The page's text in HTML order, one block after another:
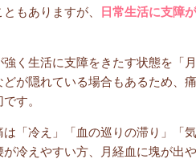
もありますが、
日常生活に支障
く生活に支障をきたす状態を「
が隠れている場合もあるため、
す。
「冷え」「血の巡りの滞り」「
冷えやすい方、月経血に塊が出